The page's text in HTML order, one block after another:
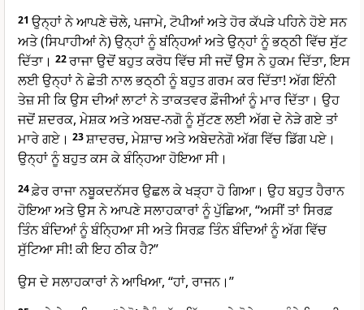
21 ਉਨ੍ਹਾਂ ਨੇ ਆਪਣੇ ਚੋਲੇ, ਪਜਾਮੇ, ਟੋਪੀਆਂ ਅਤੇ ਹੋਰ ਕੱਪੜੇ ਪਹਿਨੇ ਹੋਏ ਸਨ
ਅਤੇ (ਸਿਪਾਹੀਆਂ ਨੇ) ਉਨ੍ਹਾਂ ਨੂੰ ਬਂਨ੍ਹਿਆਂ ਅਤੇ ਉਨ੍ਹਾਂ ਨੂੰ ਭਠ੍ਠੀ ਵਿੱਚ ਸੁੱਟ
ਦਿੱਤਾ। 22ਰਾਜਾ ਉਦੋਂ ਬਹੁਤ ਕਰੋਧ ਵਿੱਚ ਸੀ ਜਦੋਂ ਉਸ ਨੇ ਹੁਕਮ ਦਿੱਤਾ, ਇਸ
ਲਈ ਉਨ੍ਹਾਂ ਨੇ ਛੇਤੀ ਨਾਲ ਭਠ੍ਠੀ ਨੂੰ ਬਹੁਤ ਗਰਮ ਕਰ ਦਿੱਤਾ! ਅੱਗ ਇੰਨੀ
ਤੇਜ਼ ਸੀ ਕਿ ਉਸ ਦੀਆਂ ਲਾਟਾਂ ਨੇ ਤਾਕਤਵਰ ਫ਼ੌਜੀਆਂ ਨੂੰ ਮਾਰ ਦਿੱਤਾ। ਉਹ
ਜਦੋਂ ਸ਼ਦਰਕ, ਮੇਸ਼ਕ ਅਤੇ ਅਬਦ-ਨਗੋ ਨੂੰ ਸੁੱਟਣ ਲਈ ਅੱਗ ਦੇ ਨੇੜੇ ਗਏ ਤਾਂ
ਮਾਰੇ ਗਏ। 23ਸ਼ਾਦਰਚ, ਮੇਸ਼ਾਚ ਅਤੇ ਅਬੇਦਨੇਗੋ ਅੱਗ ਵਿੱਚ ਡਿੱਗ ਪਏ।
ਉਨ੍ਹਾਂ ਨੂੰ ਬਹੁਤ ਕਸ ਕੇ ਬੰਨ੍ਹਿਆ ਹੋਇਆ ਸੀ।
24ਫ਼ੇਰ ਰਾਜਾ ਨਬੂਕਦਨੱਸਰ ਉਛਲ ਕੇ ਖੜ੍ਹਾ ਹੋ ਗਿਆ। ਉਹ ਬਹੁਤ ਹੈਰਾਨ
ਹੋਇਆ ਅਤੇ ਉਸ ਨੇ ਆਪਣੇ ਸਲਾਹਕਾਰਾਂ ਨੂੰ ਪੁੱਛਿਆ, “ਅਸੀਂ ਤਾਂ ਸਿਰਫ਼
ਤਿੰਨ ਬੰਦਿਆਂ ਨੂੰ ਬੰਨ੍ਹਿਆ ਸੀ ਅਤੇ ਸਿਰਫ਼ ਤਿੰਨ ਬੰਦਿਆਂ ਨੂੰ ਅੱਗ ਵਿੱਚ
ਸੁੱਟਿਆ ਸੀ! ਕੀ ਇਹ ਠੀਕ ਹੈ?”
ਉਸ ਦੇ ਸਲਾਹਕਾਰਾਂ ਨੇ ਆਖਿਆ, “ਹਾਂ, ਰਾਜਨ।”